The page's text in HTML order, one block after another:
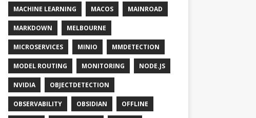
MACHINE LEARNING MACOS MAINROAD
MARKDOWN MELBOURNE
MICROSERVICES MINIO MMDETECTION
MODEL ROUTING MONITORING NODE.JS
NVIDIA OBJECTDETECTION
OBSERVABILITY OBSIDIAN OFFLINE